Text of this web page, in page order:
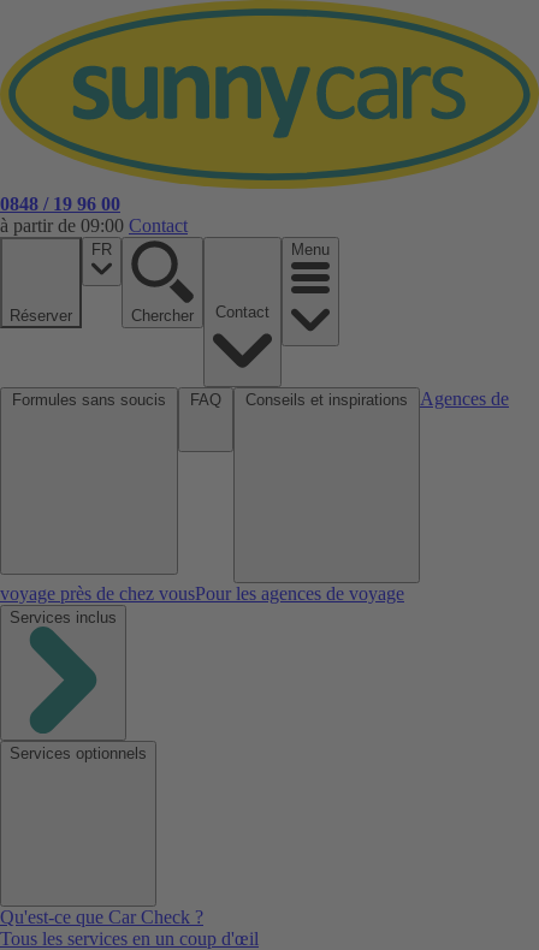
0848 / 19 96 00
à partir de 09:00 Contact
Réserver
FR
Chercher
Menu
Agences de
voyage près de chez vousPour les agences de voyage
Services inclus
Services optionnels
Qu'est-ce que Car Check ?
Tous les services en un coup d'œil